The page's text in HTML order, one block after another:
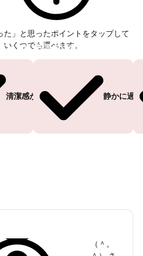
た」と思ったポイントをタップして
いくつでも選べます。
清潔感がある
います
静かに過
投票ありがとうございます
（＾。